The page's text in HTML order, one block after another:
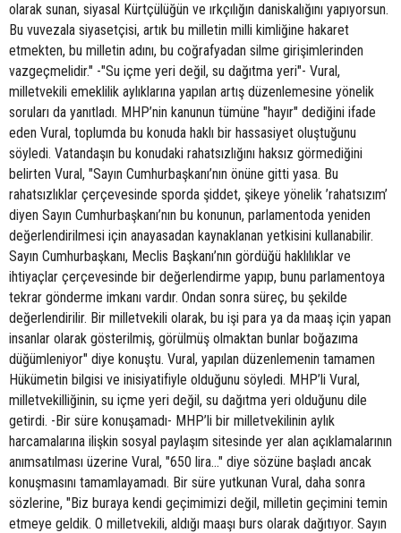
olarak sunan, siyasal Kürtçülüğün ve ırkçılığın daniskalığını yapıyorsun.
Bu vuvezala siyasetçisi, artık bu milletin milli kimliğine hakaret
etmekten, bu milletin adını, bu coğrafyadan silme girişimlerinden
vazgeçmelidir." -"Su içme yeri değil, su dağıtma yeri"- Vural,
milletvekili emeklilik aylıklarına yapılan artış düzenlemesine yönelik
soruları da yanıtladı. MHP’nin kanunun tümüne "hayır" dediğini ifade
eden Vural, toplumda bu konuda haklı bir hassasiyet oluştuğunu
söyledi. Vatandaşın bu konudaki rahatsızlığını haksız görmediğini
belirten Vural, "Sayın Cumhurbaşkanı’nın önüne gitti yasa. Bu
rahatsızlıklar çerçevesinde sporda şiddet, şikeye yönelik ’rahatsızım’
diyen Sayın Cumhurbaşkanı’nın bu konunun, parlamentoda yeniden
değerlendirilmesi için anayasadan kaynaklanan yetkisini kullanabilir.
Sayın Cumhurbaşkanı, Meclis Başkanı’nın gördüğü haklılıklar ve
ihtiyaçlar çerçevesinde bir değerlendirme yapıp, bunu parlamentoya
tekrar gönderme imkanı vardır. Ondan sonra süreç, bu şekilde
değerlendirilir. Bir milletvekili olarak, bu işi para ya da maaş için yapan
insanlar olarak gösterilmiş, görülmüş olmaktan bunlar boğazıma
düğümleniyor" diye konuştu. Vural, yapılan düzenlemenin tamamen
Hükümetin bilgisi ve inisiyatifiyle olduğunu söyledi. MHP’li Vural,
milletvekilliğinin, su içme yeri değil, su dağıtma yeri olduğunu dile
getirdi. -Bir süre konuşamadı- MHP’li bir milletvekilinin aylık
harcamalarına ilişkin sosyal paylaşım sitesinde yer alan açıklamalarının
anımsatılması üzerine Vural, "650 lira..." diye sözüne başladı ancak
konuşmasını tamamlayamadı. Bir süre yutkunan Vural, daha sonra
sözlerine, "Biz buraya kendi geçimimizi değil, milletin geçimini temin
etmeye geldik. O milletvekili, aldığı maaşı burs olarak dağıtıyor. Sayın